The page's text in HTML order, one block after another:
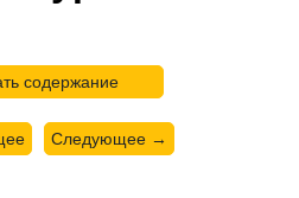
содержание
Следующее →